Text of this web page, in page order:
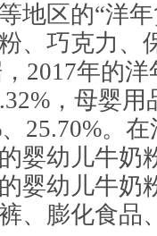
地区的“洋
、巧克力、
2017年的
，母婴
25.70%。
婴幼儿牛奶
婴幼儿牛奶
、膨化食品